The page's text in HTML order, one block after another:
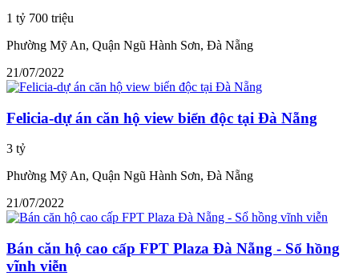
1 tỷ 700 triệu
Phường Mỹ An, Quận Ngũ Hành Sơn, Đà Nẵng
21/07/2022
Felicia-dự án căn hộ view biển độc tại Đà Nẵng
3 tỷ
Phường Mỹ An, Quận Ngũ Hành Sơn, Đà Nẵng
21/07/2022
Bán căn hộ cao cấp FPT Plaza Đà Nẵng - Sổ hồng
vĩnh viễn